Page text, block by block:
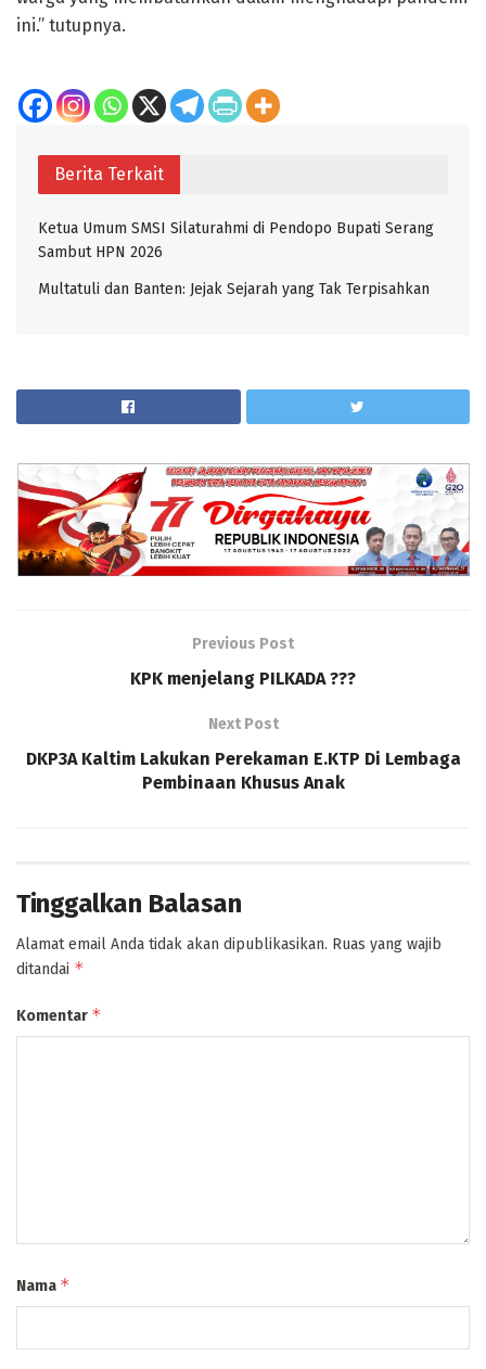
ini.” tutupnya.
Berita Terkait
Ketua Umum SMSI Silaturahmi di Pendopo Bupati Serang
Sambut HPN 2026
Multatuli dan Banten: Jejak Sejarah yang Tak Terpisahkan
Previous Post
KPK menjelang PILKADA ???
Next Post
DKP3A Kaltim Lakukan Perekaman E.KTP Di Lembaga
Pembinaan Khusus Anak
Tinggalkan Balasan
Alamat email Anda tidak akan dipublikasikan. Ruas yang wajib
ditandai *
Komentar *
Nama *